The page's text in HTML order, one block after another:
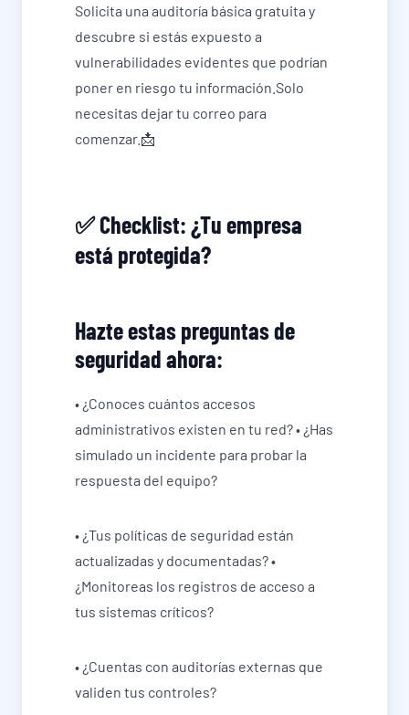
Solicita una auditoría básica gratuita y
descubre si estás expuesto a
vulnerabilidades evidentes que podrían
poner en riesgo tu información.Solo
necesitas dejar tu correo para
comenzar.📩
✅ Checklist: ¿Tu empresa
está protegida?
Hazte estas preguntas de
seguridad ahora:
• ¿Conoces cuántos accesos
administrativos existen en tu red? • ¿Has
simulado un incidente para probar la
respuesta del equipo?
• ¿Tus políticas de seguridad están
actualizadas y documentadas? •
¿Monitoreas los registros de acceso a
tus sistemas críticos?
• ¿Cuentas con auditorías externas que
validen tus controles?